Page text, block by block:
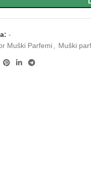
-
Muški Parfemi Muški